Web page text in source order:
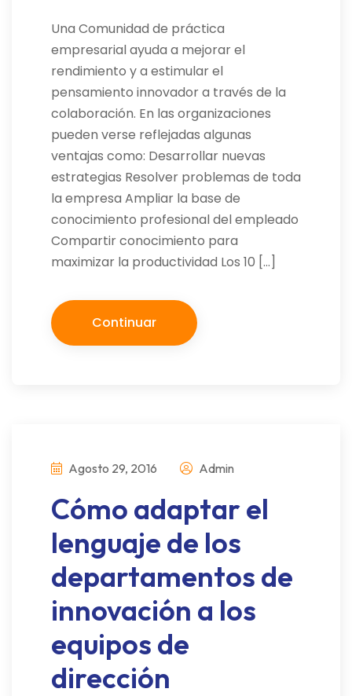
Una Comunidad de práctica
empresarial ayuda a mejorar el
rendimiento y a estimular el
pensamiento innovador a través de la
colaboración. En las organizaciones
pueden verse reflejadas algunas
ventajas como: Desarrollar nuevas
estrategias Resolver problemas de toda
la empresa Ampliar la base de
conocimiento profesional del empleado
Compartir conocimiento para
maximizar la productividad Los 10 […]
Continuar
Agosto 29, 2016 Admin
Cómo adaptar el
lenguaje de los
departamentos de
innovación a los
equipos de
dirección